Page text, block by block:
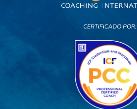
CERTIFICADO POR: